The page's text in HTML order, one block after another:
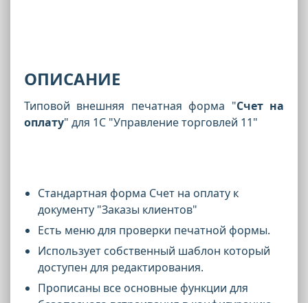
ОПИСАНИЕ
Типовой внешняя печатная форма "Счет на
оплату" для 1С "Управление торговлей 11"
Стандартная форма Счет на оплату к
документу "Заказы клиентов"
Есть меню для проверки печатной формы.
Использует собственный шаблон который
доступен для редактирования.
Прописаны все основные функции для